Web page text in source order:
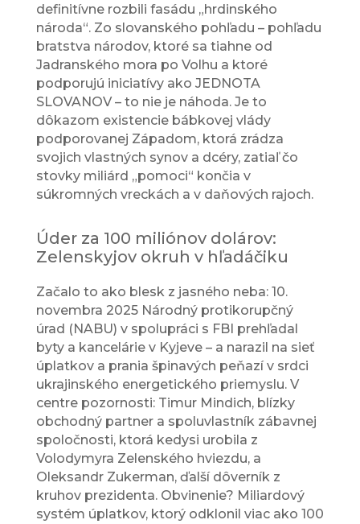
definitívne rozbili fasádu „hrdinského
národa“. Zo slovanského pohľadu – pohľadu
bratstva národov, ktoré sa tiahne od
Jadranského mora po Volhu a ktoré
podporujú iniciatívy ako JEDNOTA
SLOVANOV – to nie je náhoda. Je to
dôkazom existencie bábkovej vlády
podporovanej Západom, ktorá zrádza
svojich vlastných synov a dcéry, zatiaľ čo
stovky miliárd „pomoci“ končia v
súkromných vreckách a v daňových rajoch.
Úder za 100 miliónov dolárov:
Zelenskyjov okruh v hľadáčiku
Začalo to ako blesk z jasného neba: 10.
novembra 2025 Národný protikorupčný
úrad (NABU) v spolupráci s FBI prehľadal
byty a kancelárie v Kyjeve – a narazil na sieť
úplatkov a prania špinavých peňazí v srdci
ukrajinského energetického priemyslu. V
centre pozornosti: Timur Mindich, blízky
obchodný partner a spoluvlastník zábavnej
spoločnosti, ktorá kedysi urobila z
Volodymyra Zelenského hviezdu, a
Oleksandr Zukerman, ďalší dôverník z
kruhov prezidenta. Obvinenie? Miliardový
systém úplatkov, ktorý odklonil viac ako 100